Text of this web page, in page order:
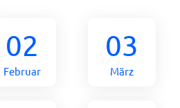
02
Februar
03
März